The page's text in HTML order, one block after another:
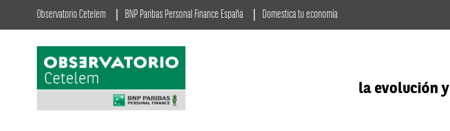
Observatorio Cetelem BNP Paribas Personal Finance España Domestica tu economía
la evolución